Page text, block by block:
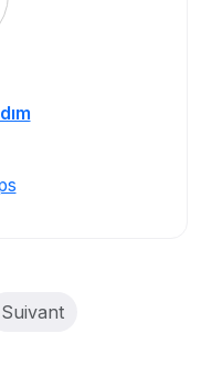
Suivant